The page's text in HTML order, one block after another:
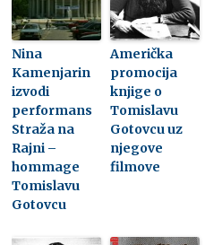
Nina
Kamenjarin
izvodi
performans
Straža na
Rajni –
hommage
Tomislavu
Gotovcu
Američka
promocija
knjige o
Tomislavu
Gotovcu uz
njegove
filmove